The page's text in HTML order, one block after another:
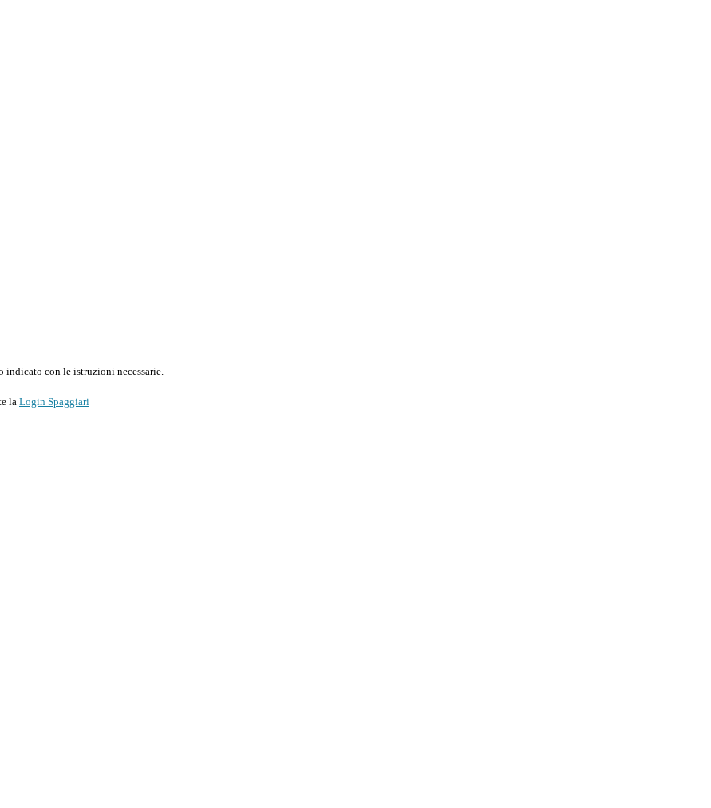
con le istruzioni necessarie.
la Login Spaggiari